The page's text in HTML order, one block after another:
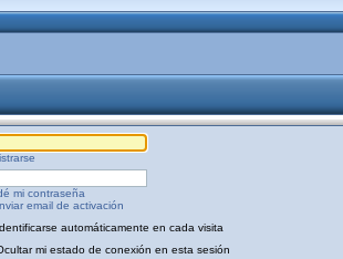
mi contraseña
email de activación
automáticamente en cada visita
mi estado de conexión en esta sesión